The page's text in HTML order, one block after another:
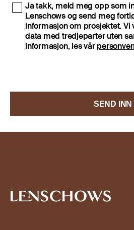
Ja takk, meld meg opp som
Lenschows og send meg
informasjon om prosjektet. Vi
data med tredjeparter uten
informasjon, les vår
SEND INN